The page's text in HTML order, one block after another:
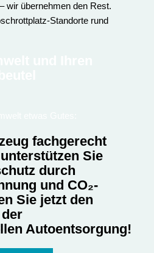
wir übernehmen den Rest.
Standorte rund
fachgerecht
Sie
durch
und CO₂-
Sie jetzt den
Autoentsorgung!